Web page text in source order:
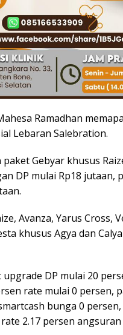
Ramadhan
Lebaran Salebration.
Gebyar khusus
DP mulai Rp18 jutaan,
Avanza, Yarus Cross,
khusus Agya dan
DP mulai 20
rate mulai 0 persen,
bunga 0
2.17 persen angsuran